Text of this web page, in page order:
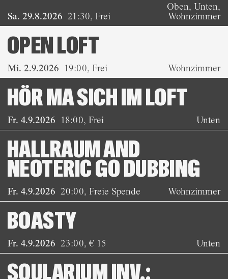
Sa. 29.8.2026 21:30,Frei
Oben, Unten,
Wohnzimmer
Mi. 2.9.2026 19:00,Frei
OPEN LOFT
Wohnzimmer
Fr. 4.9.2026 18:00,Frei
HÖR MA SICH IM LOFT
Unten
Fr. 4.9.2026 20:00,Freie Spende
HALLRAUM AND
NEOTERIC GO DUBBING
Wohnzimmer
Fr. 4.9.2026 23:00,€ 15
BOASTY
Unten
SOULARIUM INV.: